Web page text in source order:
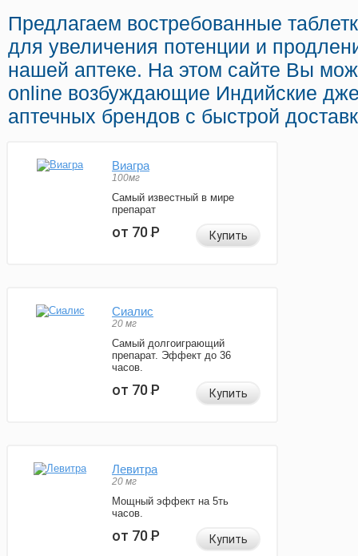
Предлагаем востребованные
для увеличения потенции и
нашей аптеке. На этом сайте Вы
online возбуждающие Индийские
аптечных брендов с быстрой
Виагра
100мг
Самый известный в мире
препарат
от 70Р Купить
Сиалис
20 мг
Самый долгоиграющий
препарат. Эффект до 36
часов.
от 70Р Купить
Левитра
20 мг
Мощный эффект на 5ть
часов.
от 70Р Купить